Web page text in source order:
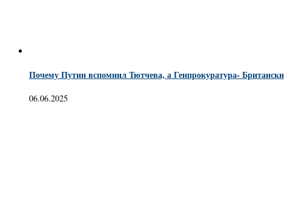
Почему Путин вспомнил Тютчева, а Генпрокуратура-
06.06.2025